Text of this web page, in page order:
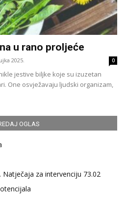
u rano proljeće
2025. 0
jestive biljke koje su izuzetan
One osvježavaju ljudski organizam,
OGLAS
za intervenciju 73.02